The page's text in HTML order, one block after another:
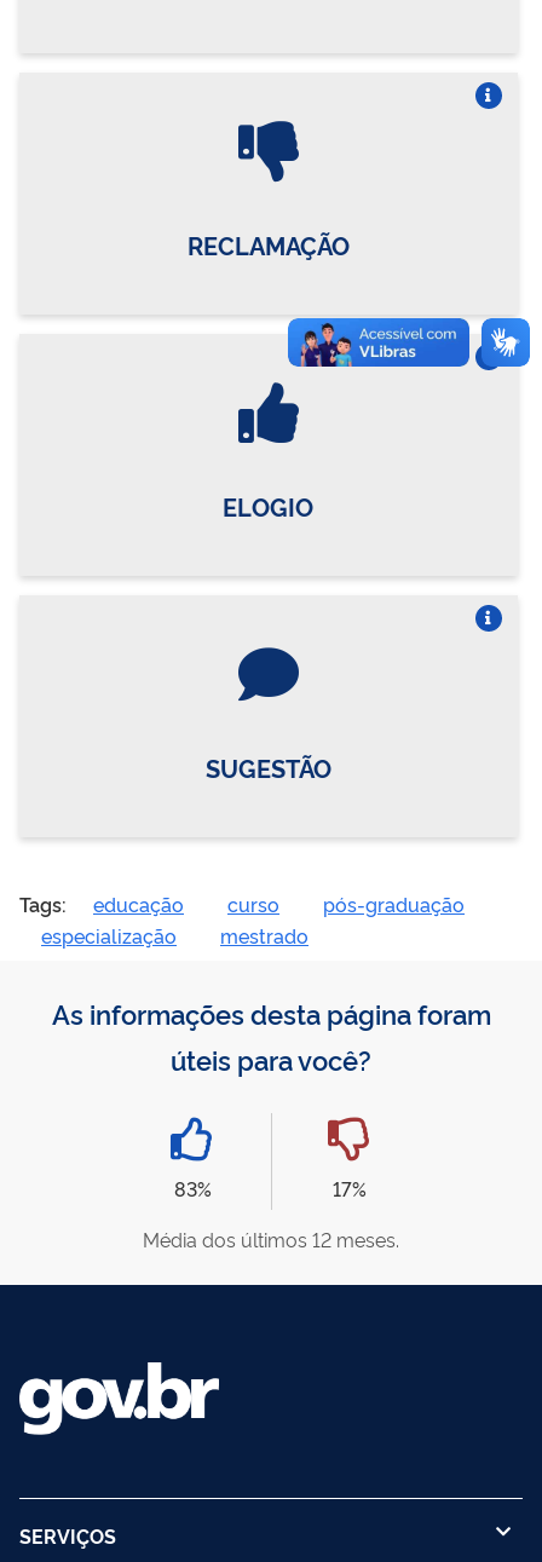
RECLAMAÇÃO
ELOGIO
SUGESTÃO
Tags: educação curso
pós-graduação
especialização
mestrado
As informações desta página foram
úteis para você?
83%
17%
Média dos últimos 12 meses.
SERVIÇOS